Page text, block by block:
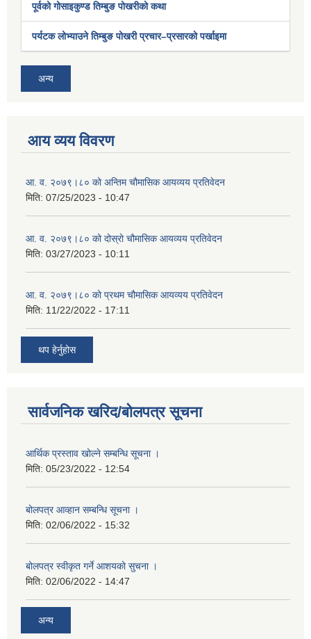
पूर्वको गोसाइकुण्ड तिम्बुङ पोखरीको कथा
पर्यटक लोभ्याउने तिम्बुङ पोखरी प्रचार–प्रसारको पर्खाइमा
अन्य
आय व्यय विवरण
आ. व. २०७९।८० को अन्तिम चौमासिक आयव्यय प्रतिवेदन
मिति: 07/25/2023 - 10:47
आ. व. २०७९।८० को दोस्रो चौमासिक आयव्यय प्रतिवेदन
मिति: 03/27/2023 - 10:11
आ. व. २०७९।८० को प्रथम चौमासिक आयव्यय प्रतिवेदन
मिति: 11/22/2022 - 17:11
थप हेर्नुहोस
सार्वजनिक खरिद/बोलपत्र सूचना
आर्थिक प्रस्ताव खोल्ने सम्बन्धि सूचना ।
मिति: 05/23/2022 - 12:54
बोलपत्र आव्हान सम्बन्धि सूचना ।
मिति: 02/06/2022 - 15:32
बोलपत्र स्वीकृत गर्ने आशयको सुचना ।
मिति: 02/06/2022 - 14:47
अन्य